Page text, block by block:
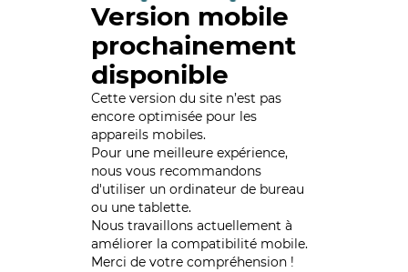
Version mobile
prochainement
disponible
Cette version du site n’est pas
encore optimisée pour les
appareils mobiles.
Pour une meilleure expérience,
nous vous recommandons
d'utiliser un ordinateur de bureau
ou une tablette.
Nous travaillons actuellement à
améliorer la compatibilité mobile.
Merci de votre compréhension !